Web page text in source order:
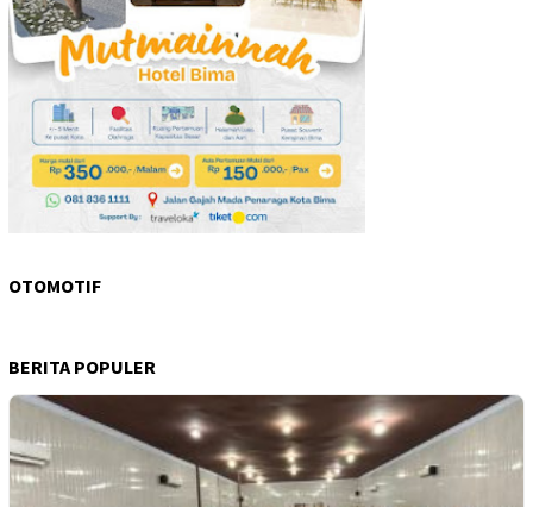
OTOMOTIF
BERITA POPULER